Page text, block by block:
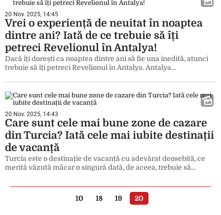
20 Nov. 2025, 14:45
Vrei o experiență de neuitat în noaptea
dintre ani? Iată de ce trebuie să îți
petreci Revelionul în Antalya!
Dacă îți dorești ca noaptea dintre ani să fie una inedită, atunci
trebuie să îți petreci Revelionul în Antalya. Antalya…
20 Nov. 2025, 14:43
Care sunt cele mai bune zone de cazare
din Turcia? Iată cele mai iubite destinații
de vacanță
Turcia este o destinație de vacanță cu adevărat deosebită, ce
merită văzută măcar o singură dată, de aceea, trebuie să…
10 18 19 20